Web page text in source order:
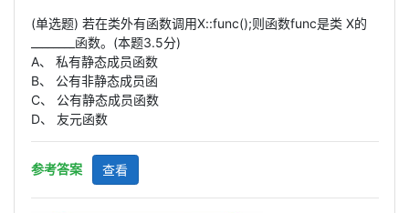
(单选题) 若在类外有函数调用X::func();则函数func是类 X的
________函数。(本题3.5分)
A、 私有静态成员函数
B、 公有非静态成员函
C、 公有静态成员函数
D、 友元函数
参考答案 查看